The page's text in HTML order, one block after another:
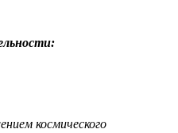
космического